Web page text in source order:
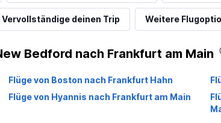
Vervollständige deinen Trip Weitere
Bedford nach Frankfurt am Main
Flüge von Boston nach Frankfurt Hahn
Flüge von Hyannis nach Frankfurt am Main